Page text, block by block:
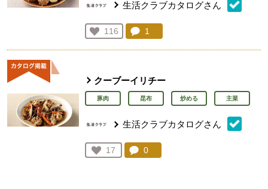
生活クラブカタログさん
お気に入り登録：
116
人が登録
コメント：
1
クーブーイリチー
豚肉 昆布 炒める 主菜
生活クラブカタログさん
お気に入り登録：
17
人が登録
コメント：
0